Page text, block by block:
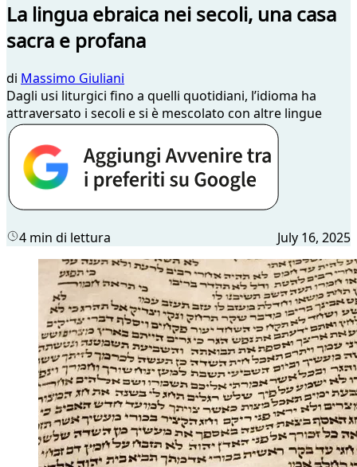
La lingua ebraica nei secoli, una casa
sacra e profana
di Massimo Giuliani
Dagli usi liturgici fino a quelli quotidiani, l’idioma ha
attraversato i secoli e si è mescolato con altre lingue
4 min di lettura July 16, 2025